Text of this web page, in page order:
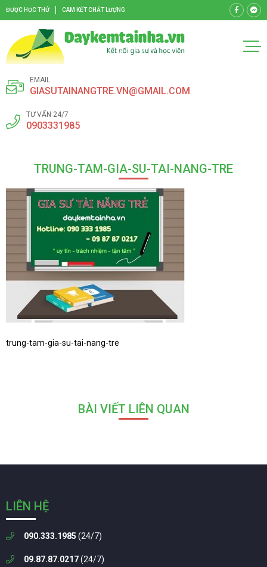
ĐƯỢC HỌC THỬ CAM KẾT CHẤT LƯỢNG
EMAIL
GIASUTAINANGTRE.VN@GMAIL.COM
TƯ VẤN 24/7
0903331985
TRUNG-TAM-GIA-SU-TAI-NANG-TRE
trung-tam-gia-su-tai-nang-tre
BÀI VIẾT LIÊN QUAN
LIÊN HỆ
090.333.1985 (24/7)
09.87.87.0217(24/7)